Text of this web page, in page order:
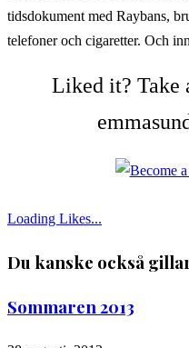
tidsdokument med Raybans,
telefoner och cigaretter. Och
Liked it? Take
Loading Likes...
Du kanske också
Sommaren 2013